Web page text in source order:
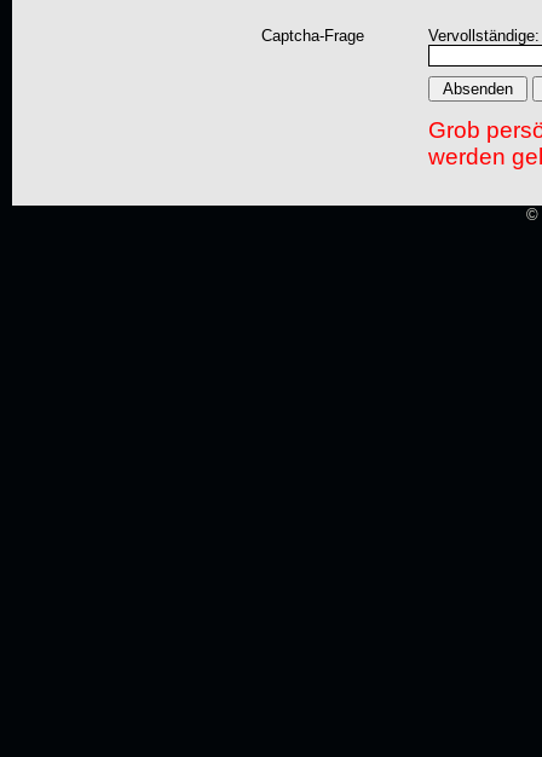
Captcha-Frage
Grob
werden
©